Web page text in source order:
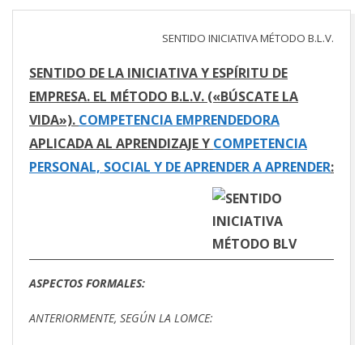
SENTIDO INICIATIVA MÉTODO B.L.V.
SENTIDO DE LA INICIATIVA Y ESPÍRITU DE
EMPRESA. EL MÉTODO B.L.V. («BÚSCATE LA
VIDA»). COMPETENCIA EMPRENDEDORA
APLICADA AL APRENDIZAJE Y COMPETENCIA
PERSONAL, SOCIAL Y DE APRENDER A APRENDER:
ASPECTOS FORMALES:
ANTERIORMENTE, SEGÚN LA LOMCE: